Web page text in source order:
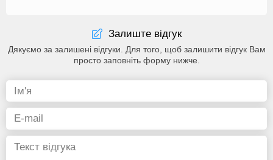
Залиште відгук
Дякуємо за залишені відгуки. Для того, щоб залишити відгук Вам
просто заповніть форму нижче.